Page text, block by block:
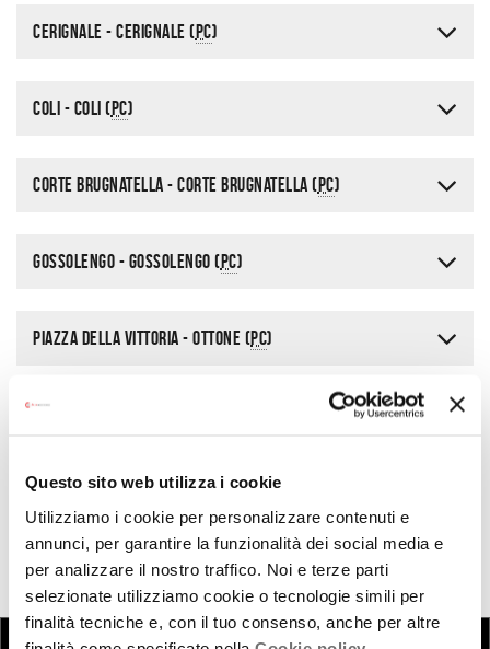
Questo sito web utilizza i cookie
Utilizziamo i cookie per personalizzare contenuti e
annunci, per garantire la funzionalità dei social media e
per analizzare il nostro traffico. Noi e terze parti
selezionate utilizziamo cookie o tecnologie simili per
finalità tecniche e, con il tuo consenso, anche per altre
Cerignale - Cerignale (PC)
Coli - Coli (PC)
Corte Brugnatella - Corte Brugnatella (PC)
Gossolengo - Gossolengo (PC)
Piazza della Vittoria - Ottone (PC)
Travo - Travo (PC)
Chiesa di San Rocco - Zerba (PC)
COSA